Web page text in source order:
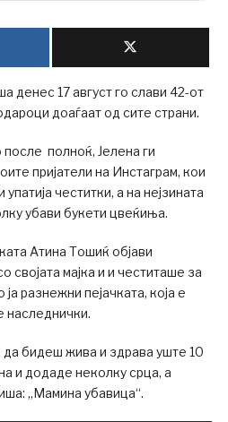
денес 17 август го слави 42-от
доаѓаат од сите страни.
полноќ, Јелена ги
пријатели на Инстаграм, кои
честитки, а на нејзината
убави букети цвеќиња.
Атина Тошиќ објави
својата мајка и и честиташе за
разнежни пејачката, која е
наследнички.
бидеш жива и здрава уште 10
и додаде неколку срца, а
„Мамина убавица“.